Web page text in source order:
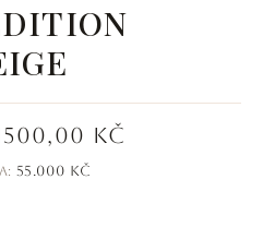
KČ
55.000 KČ